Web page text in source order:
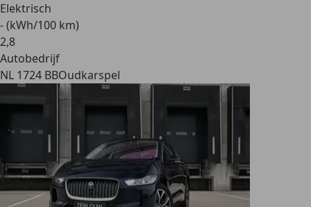
Elektrisch
- (kWh/100 km)
2,8
Autobedrijf
NL 1724 BBOudkarspel